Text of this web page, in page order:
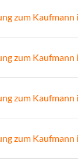
zum
zum
zum
zum